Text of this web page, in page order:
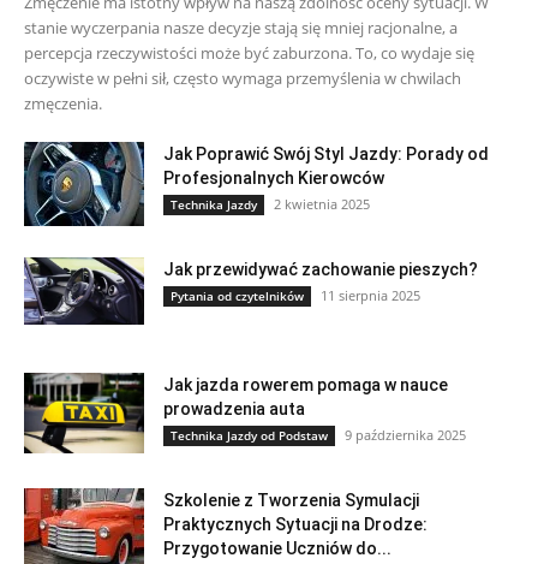
stanie wyczerpania nasze decyzje stają się mniej racjonalne, a
percepcja rzeczywistości może być zaburzona. To, co wydaje się
oczywiste w pełni sił, często wymaga przemyślenia w chwilach
zmęczenia.
Jak Poprawić Swój Styl Jazdy: Porady od
Profesjonalnych Kierowców
Technika Jazdy 2 kwietnia 2025
Jak przewidywać zachowanie pieszych?
Pytania od czytelników 11 sierpnia 2025
Jak jazda rowerem pomaga w nauce
prowadzenia auta
Technika Jazdy od Podstaw 9 października 2025
Szkolenie z Tworzenia Symulacji
Praktycznych Sytuacji na Drodze:
Przygotowanie Uczniów do...